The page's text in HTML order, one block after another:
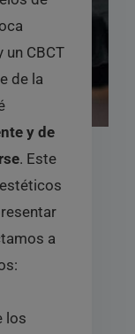
CBCT
de la
y de
. Este
a
los